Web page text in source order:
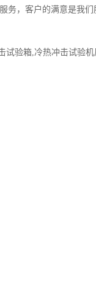
务，客户的满意是我
验箱,冷热冲击试验机